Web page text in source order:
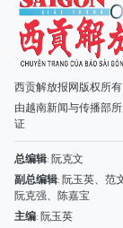
阮克强、陈嘉宝
主编: 阮玉英
社址: 胡志明市棋盘坊
总台: (028) 39294091
热线: 096.558.1888
编辑部: (028)
电子信箱
广告部
(028) 38334185